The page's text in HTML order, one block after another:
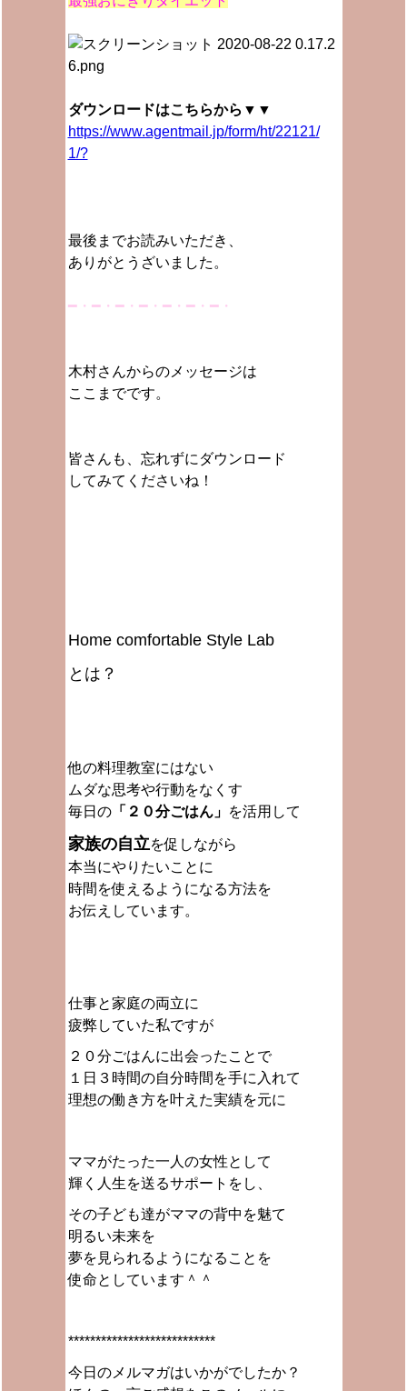
ダウンロードはこちらから▼▼
https://www.agentmail.jp/form/ht/22121/
1/?
最後までお読みいただき、
ありがとうざいました。
━・━・━・━・━・━・━・
木村さんからのメッセージは
ここまでです。
皆さんも、忘れずにダウンロード
してみてくださいね！
Home comfortable Style Lab
とは？
他の料理教室にはない
ムダな思考や行動をなくす
毎日の「２０分ごはん」 を活用して
家族の自立を促しながら
本当にやりたいことに
時間を使えるようになる方法を
お伝えしています。
仕事と家庭の両立に
疲弊していた私ですが
２０分ごはんに出会ったことで
１日３時間の自分時間を手に入れて
理想の働き方を叶えた実績を元に
ママがたった一人の女性として
輝く人生を送るサポートをし、
その子ども達がママの背中を魅て
明るい未来を
夢を見られるようになることを
使命としています＾＾
***************************
今日のメルマガはいかがでしたか？